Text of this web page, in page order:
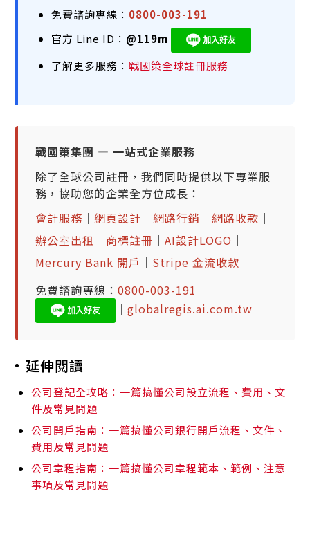
免費諮詢專線： 0800-003-191
官方 Line ID： @119m
了解更多服務：戰國策全球註冊服務
戰國策集團 — 一站式企業服務
除了全球公司註冊，我們同時提供以下專業服
務，協助您的企業全方位成長：
會計服務 ｜網頁設計 ｜網路行銷 ｜網路收款 ｜
辦公室出租 ｜ 商標註冊 ｜AI設計LOGO ｜
Mercury Bank 開戶 ｜ Stripe 金流收款
免費諮詢專線：0800-003-191
｜globalregis.ai.com.tw
延伸閱讀
公司登記全攻略：一篇搞懂公司設立流程、費用、文
件及常見問題
公司開戶指南：一篇搞懂公司銀行開戶流程、文件、
費用及常見問題
公司章程指南：一篇搞懂公司章程範本、範例、注意
事項及常見問題